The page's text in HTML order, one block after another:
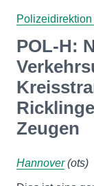
POL-H:
Zeugen
Hannover(ots)